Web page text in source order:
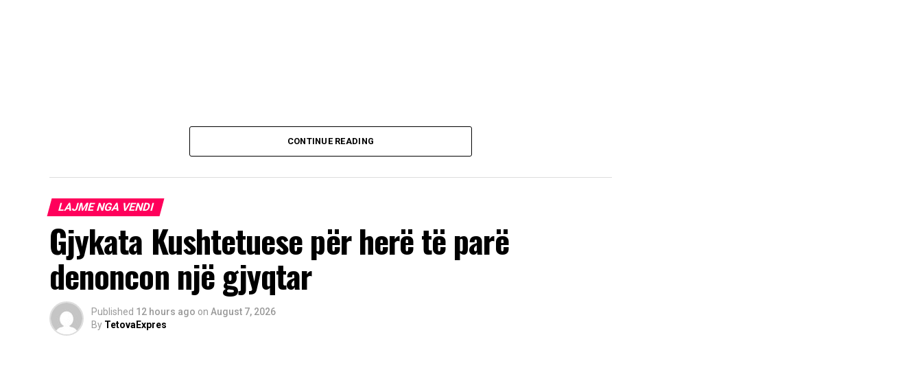
CONTINUE READING
LAJME NGA VENDI
Gjykata Kushtetuese për herë të parë
denoncon një gjyqtar
Published 12 hours ago on August 7, 2026
By TetovaExpres